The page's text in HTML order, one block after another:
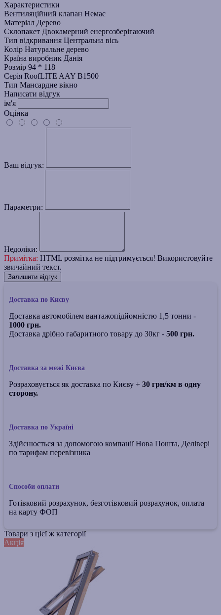
Характеристики
Вентиляційний клапан Немає
Матеріал Дерево
Склопакет Двокамерний енергозберігаючий
Тип відкривання Центральна вісь
Колір Натуральне дерево
Країна виробник Данія
Розмір 94 * 118
Серія RoofLITE AAY B1500
Тип Мансардне вікно
Написати відгук
ім'я
Оцінка
Ваш відгук:
Параметри:
Недоліки:
Примітка: HTML розмітка не підтримується! Використовуйте
звичайний текст.
Залишити відгук
Доставка по Києву
Доставка автомобілем вантажопідйомністю 1,5 тонни -
1000 грн.
Доставка дрібно габаритного товару до 30кг - 500 грн.
Доставка за межі Києва
Розраховується як доставка по Києву + 30 грн/км в одну
сторону.
Доставка по Україні
Здійснюється за допомогою компанії Нова Пошта, Делівері
по тарифам перевізника
Способи оплати
Готівковий розрахунок, безготівковий розрахунок, оплата
на карту ФОП
Товари з цієї ж категорії
Акція